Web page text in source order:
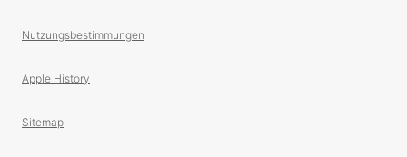
Nutzungsbestimmungen
Apple History
Sitemap